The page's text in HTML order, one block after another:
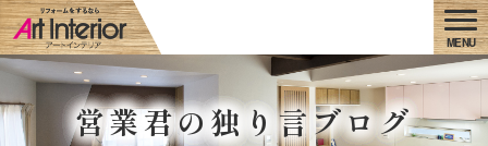
営業君の独り言ブログ